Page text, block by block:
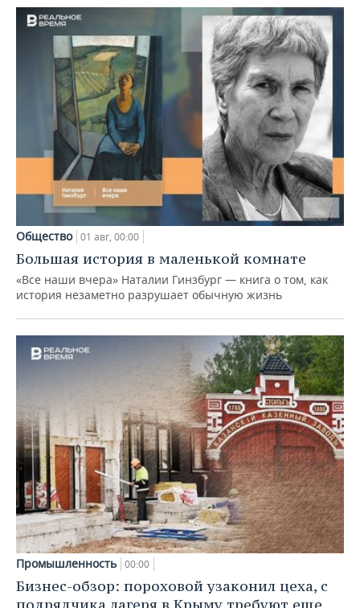
Общество 01 авг, 00:00
Большая история в маленькой комнате
«Все наши вчера» Наталии Гинзбург — книга о том, как
история незаметно разрушает обычную жизнь
Промышленность 00:00
Бизнес-обзор: пороховой узаконил цеха, с